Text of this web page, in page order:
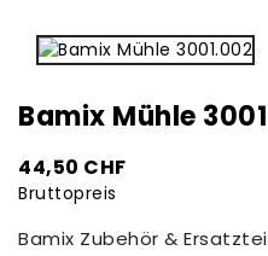
Bamix Mühle
44,50 CHF
Bruttopreis
Bamix Zubehör &